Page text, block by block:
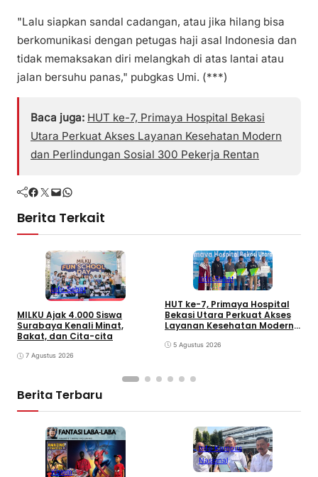
"Lalu siapkan sandal cadangan, atau jika hilang bisa
berkomunikasi dengan petugas haji asal Indonesia dan
tidak memaksakan diri melangkah di atas lantai atau
jalan bersuhu panas," pubgkas Umi. (***)
Baca juga: HUT ke-7, Primaya Hospital Bekasi
Utara Perkuat Akses Layanan Kesehatan Modern
dan Perlindungan Sosial 300 Pekerja Rentan
Facebook Twitter Mail WhatsApp
Berita Terkait
Info Sehat
MILKU Ajak 4.000 Siswa
Surabaya Kenali Minat,
Bakat, dan Cita-cita
7 Agustus 2026
Info Sehat
HUT ke-7, Primaya Hospital
Bekasi Utara Perkuat Akses
Layanan Kesehatan Modern
Pekerja Rentan
5 Agustus 2026
Berita Terbaru
Kolom
Info Kampus
Nasional